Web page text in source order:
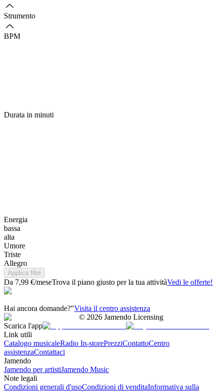
Strumento
BPM
Durata in minuti
Energia
bassa
alta
Umore
Triste
Allegro
Applica filtri
Da 7,99 €/meseTrova il piano giusto per la tua attivitàVedi le offerte!
Hai ancora domande?"Visita il centro assistenza
© 2026 Jamendo Licensing
Scarica l'app
Link utili
Catalogo musicaleRadio In-storePrezziContattoCentro
assistenzaContattaci
Jamendo
Jamendo per artistiJamendo Music
Note legali
Condizioni generali d'usoCondizioni di venditaInformativa sulla